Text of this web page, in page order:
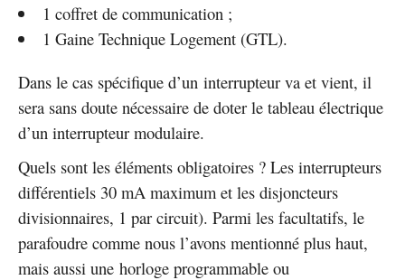
1 coffret de communication ;
1 Gaine Technique Logement (GTL).
Dans le cas spécifique d’un interrupteur va et vient, il
sera sans doute nécessaire de doter le tableau électrique
d’un interrupteur modulaire.
Quels sont les éléments obligatoires ? Les interrupteurs
différentiels 30 mA maximum et les disjoncteurs
divisionnaires, 1 par circuit). Parmi les facultatifs, le
parafoudre comme nous l’avons mentionné plus haut,
mais aussi une horloge programmable ou